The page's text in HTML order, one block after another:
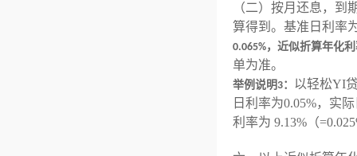
（二）按月还息，到
算得到。 基准日利率
0.065%，近似折算年化
单为准。
举例说明3： 以轻松YI
日利率为0.05%，实
利率为 9.13%（=